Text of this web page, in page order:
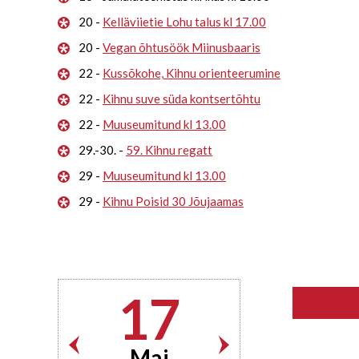
20 - Kelläviietie Lohu talus kl 17.00
20 - Vegan õhtusöök Miinusbaaris
22 - Kussõkohe, Kihnu orienteerumine
22 - Kihnu suve süda kontsertõhtu
22 - Muuseumitund kl 13.00
29.-30. - 59. Kihnu regatt
29 - Muuseumitund kl 13.00
29 - Kihnu Poisid 30 Jõujaamas
17